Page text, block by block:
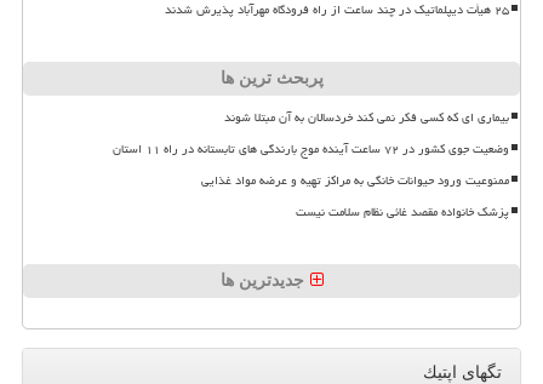
۲۵ هیأت دیپلماتیک در چند ساعت از راه فرودگاه مهرآباد پذیرش شدند
پربحث ترین ها
بیماری ای که کسی فکر نمی کند خردسالان به آن مبتلا شوند
وضعیت جوی کشور در ۷۲ ساعت آینده موج بارندگی های تابستانه در راه ۱۱ استان
ممنوعیت ورود حیوانات خانگی به مراکز تهیه و عرضه مواد غذایی
پزشک خانواده مقصد غائی نظام سلامت نیست
جدیدترین ها
تگهای اپتیك